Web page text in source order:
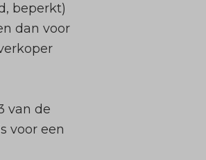
beperkt)
dan voor
van de
voor een